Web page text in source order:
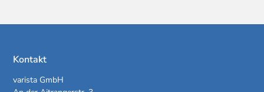
Kontakt
varista GmbH